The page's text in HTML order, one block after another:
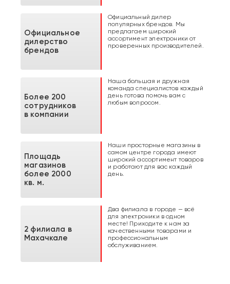
Официальное
дилерство
брендов
Официальный дилер
популярных брендов. Мы
предлагаем широкий
ассортимент электроники от
проверенных производителей.
Более 200
сотрудников
в компании
Наша большая и дружная
команда специалистов каждый
день готова помочь вам с
любым вопросом.
Площадь
магазинов
более 2000
кв. м.
Наши просторные магазины в
самом центре города имеют
широкий ассортимент товаров
и работают для вас каждый
день.
2 филиала в
Махачкале
Два филиала в городе — всё
для электроники в одном
месте! Приходите к нам за
качественными товарами и
профессиональным
обслуживанием.